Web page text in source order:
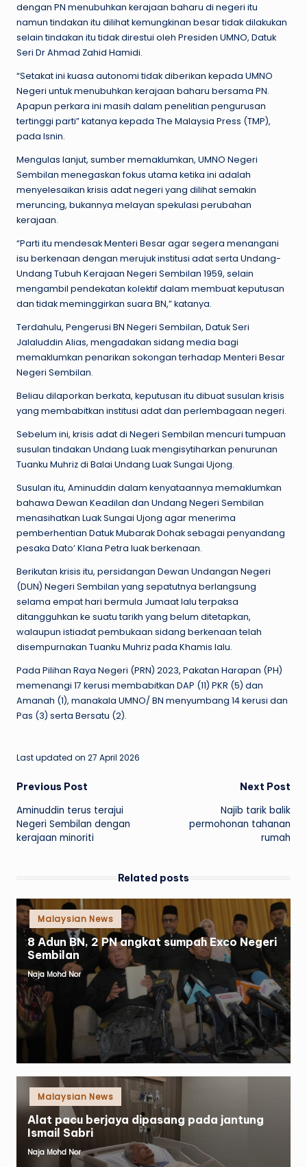
dengan PN menubuhkan kerajaan baharu di negeri itu
namun tindakan itu dilihat kemungkinan besar tidak dilakukan
selain tindakan itu tidak direstui oleh Presiden UMNO, Datuk
Seri Dr Ahmad Zahid Hamidi.
“Setakat ini kuasa autonomi tidak diberikan kepada UMNO
Negeri untuk menubuhkan kerajaan baharu bersama PN.
Apapun perkara ini masih dalam penelitian pengurusan
tertinggi parti” katanya kepada The Malaysia Press (TMP),
pada Isnin.
Mengulas lanjut, sumber memaklumkan, UMNO Negeri
Sembilan menegaskan fokus utama ketika ini adalah
menyelesaikan krisis adat negeri yang dilihat semakin
meruncing, bukannya melayan spekulasi perubahan
kerajaan.
“Parti itu mendesak Menteri Besar agar segera menangani
isu berkenaan dengan merujuk institusi adat serta Undang-
Undang Tubuh Kerajaan Negeri Sembilan 1959, selain
mengambil pendekatan kolektif dalam membuat keputusan
dan tidak meminggirkan suara BN,” katanya.
Terdahulu, Pengerusi BN Negeri Sembilan, Datuk Seri
Jalaluddin Alias, mengadakan sidang media bagi
memaklumkan penarikan sokongan terhadap Menteri Besar
Negeri Sembilan.
Beliau dilaporkan berkata, keputusan itu dibuat susulan krisis
yang membabitkan institusi adat dan perlembagaan negeri.
Sebelum ini, krisis adat di Negeri Sembilan mencuri tumpuan
susulan tindakan Undang Luak mengisytiharkan penurunan
Tuanku Muhriz di Balai Undang Luak Sungai Ujong.
Susulan itu, Aminuddin dalam kenyataannya memaklumkan
bahawa Dewan Keadilan dan Undang Negeri Sembilan
menasihatkan Luak Sungai Ujong agar menerima
pemberhentian Datuk Mubarak Dohak sebagai penyandang
pesaka Dato’ Klana Petra luak berkenaan.
Berikutan krisis itu, persidangan Dewan Undangan Negeri
(DUN) Negeri Sembilan yang sepatutnya berlangsung
selama empat hari bermula Jumaat lalu terpaksa
ditangguhkan ke suatu tarikh yang belum ditetapkan,
walaupun istiadat pembukaan sidang berkenaan telah
disempurnakan Tuanku Muhriz pada Khamis lalu.
Pada Pilihan Raya Negeri (PRN) 2023, Pakatan Harapan (PH)
memenangi 17 kerusi membabitkan DAP (11) PKR (5) dan
Amanah (1), manakala UMNO/ BN menyumbang 14 kerusi dan
Pas (3) serta Bersatu (2).
Last updated on 27 April 2026
Post
navigation
Previous Post
Aminuddin terus terajui
Negeri Sembilan dengan
kerajaan minoriti
Next Post
Najib tarik balik
permohonan tahanan
rumah
Related posts
Posted
in
Malaysian News
8 Adun BN, 2 PN angkat sumpah Exco Negeri
Sembilan
Posted
by
Naja Mohd Nor
Posted
Malaysian News
Alat pacu berjaya dipasang pada jantung
Ismail Sabri
Posted
Naja Mohd Nor